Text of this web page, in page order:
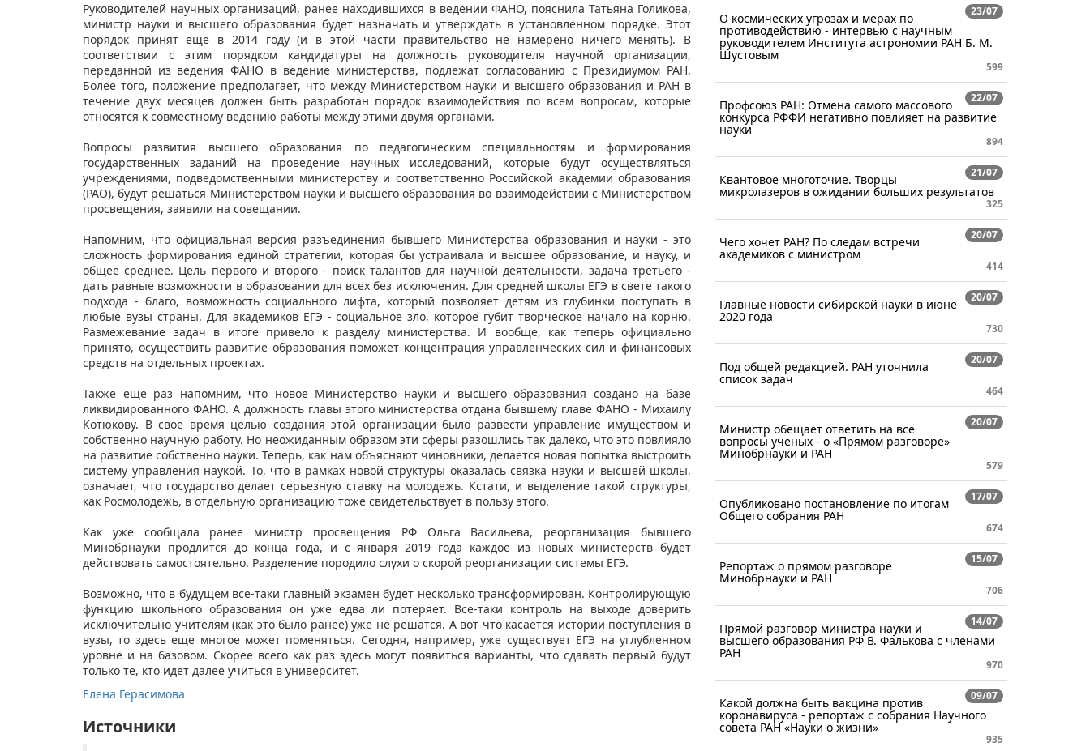
Руководителей научных организаций, ранее находившихся в ведении ФАНО, пояснила Татьяна Голикова,
министр науки и высшего образования будет назначать и утверждать в установленном порядке. Этот
порядок принят еще в 2014 году (и в этой части правительство не намерено ничего менять). В
соответствии с этим порядком кандидатуры на должность руководителя научной организации,
переданной из ведения ФАНО в ведение министерства, подлежат согласованию с Президиумом РАН.
Более того, положение предполагает, что между Министерством науки и высшего образования и РАН в
течение двух месяцев должен быть разработан порядок взаимодействия по всем вопросам, которые
относятся к совместному ведению работы между этими двумя органами.
Вопросы развития высшего образования по педагогическим специальностям и формирования
государственных заданий на проведение научных исследований, которые будут осуществляться
учреждениями, подведомственными министерству и соответственно Российской академии образования
(РАО), будут решаться Министерством науки и высшего образования во взаимодействии с Министерством
просвещения, заявили на совещании.
Напомним, что официальная версия разъединения бывшего Министерства образования и науки - это
сложность формирования единой стратегии, которая бы устраивала и высшее образование, и науку, и
общее среднее. Цель первого и второго - поиск талантов для научной деятельности, задача третьего -
дать равные возможности в образовании для всех без исключения. Для средней школы ЕГЭ в свете такого
подхода - благо, возможность социального лифта, который позволяет детям из глубинки поступать в
любые вузы страны. Для академиков ЕГЭ - социальное зло, которое губит творческое начало на корню.
Размежевание задач в итоге привело к разделу министерства. И вообще, как теперь официально
принято, осуществить развитие образования поможет концентрация управленческих сил и финансовых
средств на отдельных проектах.
Также еще раз напомним, что новое Министерство науки и высшего образования создано на базе
ликвидированного ФАНО. А должность главы этого министерства отдана бывшему главе ФАНО - Михаилу
Котюкову. В свое время целью создания этой организации было развести управление имуществом и
собственно научную работу. Но неожиданным образом эти сферы разошлись так далеко, что это повлияло
на развитие собственно науки. Теперь, как нам объясняют чиновники, делается новая попытка выстроить
систему управления наукой. То, что в рамках новой структуры оказалась связка науки и высшей школы,
означает, что государство делает серьезную ставку на молодежь. Кстати, и выделение такой структуры,
как Росмолодежь, в отдельную организацию тоже свидетельствует в пользу этого.
Как уже сообщала ранее министр просвещения РФ Ольга Васильева, реорганизация бывшего
Минобрнауки продлится до конца года, и с января 2019 года каждое из новых министерств будет
действовать самостоятельно. Разделение породило слухи о скорой реорганизации системы ЕГЭ.
Возможно, что в будущем все-таки главный экзамен будет несколько трансформирован. Контролирующую
функцию школьного образования он уже едва ли потеряет. Все-таки контроль на выходе доверить
исключительно учителям (как это было ранее) уже не решатся. А вот что касается истории поступления в
вузы, то здесь еще многое может поменяться. Сегодня, например, уже существует ЕГЭ на углубленном
уровне и на базовом. Скорее всего как раз здесь могут появиться варианты, что сдавать первый будут
только те, кто идет далее учиться в университет.
Елена Герасимова
Источники
23/07
О космических угрозах и мерах по
противодействию - интервью с научным
руководителем Института астрономии РАН Б. М.
Шустовым
599
22/07
Профсоюз РАН: Отмена самого массового
конкурса РФФИ негативно повлияет на развитие
науки
894
21/07
Квантовое многоточие. Творцы
микролазеров в ожидании больших результатов
325
20/07
Чего хочет РАН? По следам встречи
академиков с министром
414
20/07
Главные новости сибирской науки в июне
2020 года
730
20/07
Под общей редакцией. РАН уточнила
список задач
464
20/07
Министр обещает ответить на все
вопросы ученых - о «Прямом разговоре»
Минобрнауки и РАН
579
17/07
Опубликовано постановление по итогам
Общего собрания РАН
674
15/07
Репортаж о прямом разговоре
Минобрнауки и РАН
706
14/07
Прямой разговор министра науки и
высшего образования РФ В. Фалькова с членами
РАН
970
09/07
Какой должна быть вакцина против
коронавируса - репортаж с собрания Научного
совета РАН «Науки о жизни»
935